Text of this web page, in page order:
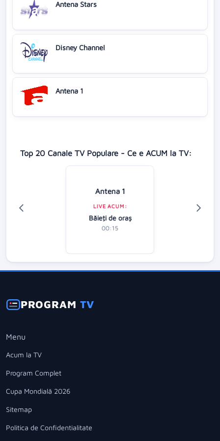
Antena Stars
Disney Channel
Antena 1
Top 20 Canale TV Populare - Ce e ACUM la TV:
Antena 1
LIVE ACUM:
Băieţi de oraş
00:15
PROGRAMTV
Menu
Acum la TV
Program Complet
Cupa Mondială 2026
Sitemap
Politica de Confidentialitate